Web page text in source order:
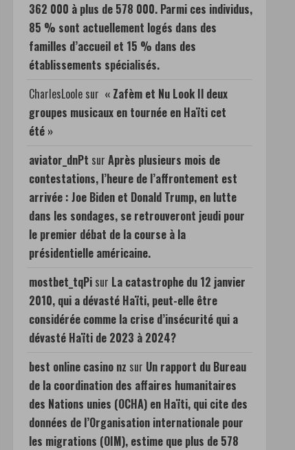
362 000 à plus de 578 000. Parmi ces individus,
85 % sont actuellement logés dans des
familles d’accueil et 15 % dans des
établissements spécialisés.
CharlesLoole sur « Zafèm et Nu Look Il deux
groupes musicaux en tournée en Haïti cet
été »
aviator_dnPt sur Après plusieurs mois de
contestations, l’heure de l’affrontement est
arrivée : Joe Biden et Donald Trump, en lutte
dans les sondages, se retrouveront jeudi pour
le premier débat de la course à la
présidentielle américaine.
mostbet_tqPi sur La catastrophe du 12 janvier
2010, qui a dévasté Haïti, peut-elle être
considérée comme la crise d’insécurité qui a
dévasté Haïti de 2023 à 2024?
best online casino nz sur Un rapport du Bureau
de la coordination des affaires humanitaires
des Nations unies (OCHA) en Haïti, qui cite des
données de l’Organisation internationale pour
les migrations (OIM), estime que plus de 578